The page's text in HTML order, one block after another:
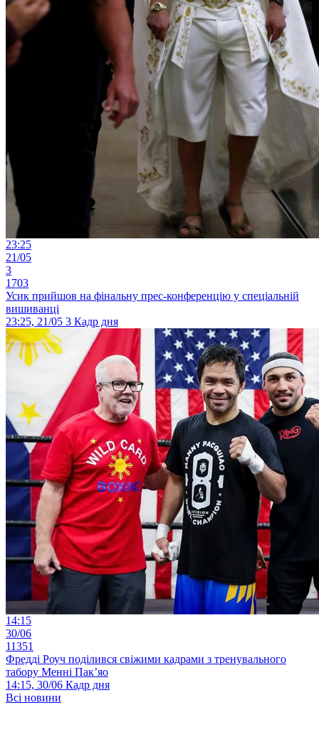
23:25
21/05
3
1703
Усик прийшов на фінальну прес-конференцію у спеціальній
вишиванці
23:25, 21/05 3 Кадр дня
14:15
30/06
11351
Фредді Роуч поділився свіжими кадрами з тренувального
табору Менні Пак’яо
14:15, 30/06 Кадр дня
Всі новини